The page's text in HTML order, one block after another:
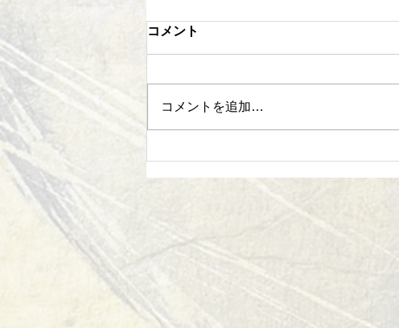
各務原演奏会
コメント
コメントを追加…